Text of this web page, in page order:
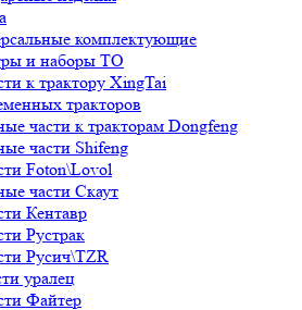
комплектующие
и наборы ТО
к трактору XingTai
тракторов
части к тракторам Dongfeng
части Shifeng
Foton\Lovol
части Скаут
Кентавр
Рустрак
Русич\TZR
уралец
Файтер